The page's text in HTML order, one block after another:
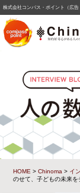
株式会社コンパス・ポイント（広告
HOME >Chinoma > イ
のせて、子どもの未来を